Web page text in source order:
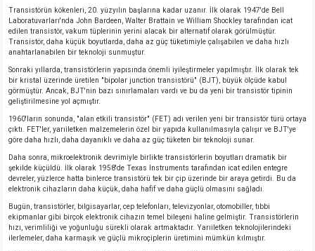
Transistörün kökenleri, 20. yüzyılın başlarına kadar uzanır. İlk olarak 1947'de Bell
Laboratuvarları'nda John Bardeen, Walter Brattain ve William Shockley tarafından icat
edilen transistör, vakum tüplerinin yerini alacak bir alternatif olarak görülmüştür.
Transistör, daha küçük boyutlarda, daha az güç tüketimiyle çalışabilen ve daha hızlı
anahtarlanabilen bir teknoloji sunmuştur.
Sonraki yıllarda, transistörlerin yapısında önemli iyileştirmeler yapılmıştır. İlk olarak tek
bir kristal üzerinde üretilen "bipolar junction transistörü" (BJT), büyük ölçüde kabul
görmüştür. Ancak, BJT'nin bazı sınırlamaları vardı ve bu da yeni bir transistör tipinin
geliştirilmesine yol açmıştır.
1960'ların sonunda, "alan etkili transistör" (FET) adı verilen yeni bir transistör türü ortaya
çıktı. FET'ler, yarıiletken malzemelerin özel bir yapıda kullanılmasıyla çalışır ve BJT'ye
göre daha hızlı, daha dayanıklı ve daha az güç tüketen bir teknoloji sunar.
Daha sonra, mikroelektronik devrimiyle birlikte transistörlerin boyutları dramatik bir
şekilde küçüldü. İlk olarak 1958'de Texas Instruments tarafından icat edilen entegre
devreler, yüzlerce hatta binlerce transistörü tek bir çip üzerinde bir araya getirdi. Bu da
elektronik cihazların daha küçük, daha hafif ve daha güçlü olmasını sağladı.
Bugün, transistörler, bilgisayarlar, cep telefonları, televizyonlar, otomobiller, tıbbi
ekipmanlar gibi birçok elektronik cihazın temel bileşeni haline gelmiştir. Transistörlerin
hızı, verimliliği ve yoğunluğu sürekli olarak artmaktadır. Yarıiletken teknolojilerindeki
ilerlemeler, daha karmaşık ve güçlü mikroçiplerin üretimini mümkün kılmıştır.